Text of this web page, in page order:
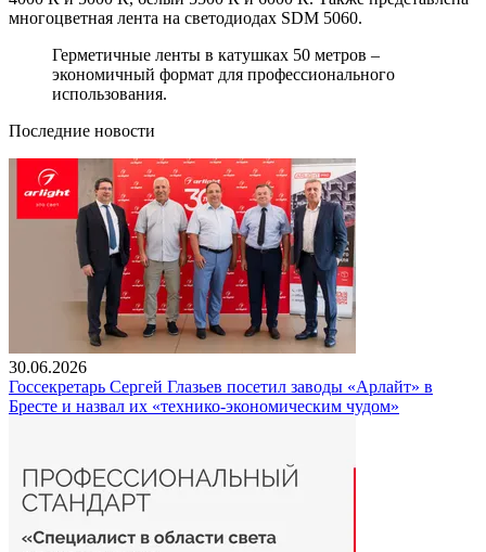
многоцветная лента на светодиодах SDM 5060.
Герметичные ленты в катушках 50 метров –
экономичный формат для профессионального
использования.
Последние новости
30.06.2026
Госсекретарь Сергей Глазьев посетил заводы «Арлайт» в
Бресте и назвал их «технико-экономическим чудом»